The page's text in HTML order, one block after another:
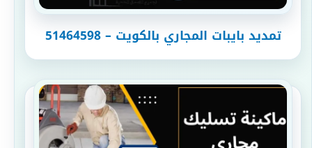
تمديد بايبات المجاري بالكويت – 51464598